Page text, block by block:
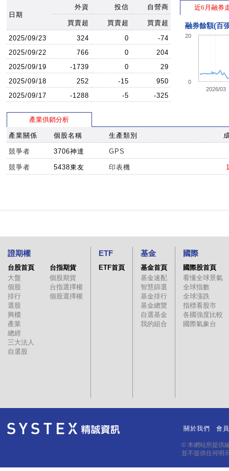
日期
外資 投信 自營商
買賣超 買賣超
買賣超
2025/09/23
324 0
-74
2025/09/22
766 0
204
2025/09/19
-1739 0
29
2025/09/18
252 -15
950
2025/09/17
-1288 -5 -325
近6月融券
融券餘額(百
2026/03
0
20
產業供銷分析
產業關係 個股名稱 生產類別
競爭者 3706神達 GPS
競爭者 5438東友 印表機
證期權
台股首頁
大盤
個股
排行
選股
興櫃
產業
總經
三大法人
自選股
台指期貨
個股期貨
台指選擇權
個股選擇權
ETF
ETF首頁
基金
基金首頁
基金速配
智慧篩選
基金排行
基金總覽
自選基金
我的組合
國際
國際股首頁
看懂全球景氣
全球指數
全球漲跌
指標看股市
各國強度比較
國際氣象台
關於我們 會
© 本網站所提供
並不提供任何明